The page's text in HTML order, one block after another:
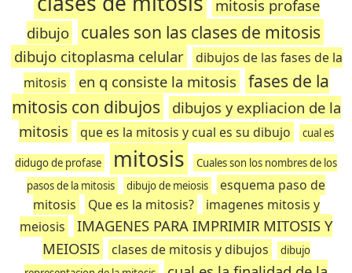
mitosis profase
dibujo
cuales son las clases de mitosis
dibujo citoplasma celular
dibujos de las fases de la
mitosis
en q consiste la mitosis
fases de la
mitosis con dibujos
dibujos y expliacion de la
mitosis
que es la mitosis y cual es su dibujo cual es
didugo de profase mitosis
Cuales son los nombres de los
pasos de la mitosis
dibujo de meiosis
esquema paso de
mitosis
Que es la mitosis?
imagenes mitosis y
meiosis
IMAGENES PARA IMPRIMIR MITOSIS Y
MEIOSIS
clases de mitosis y dibujos
dibujo